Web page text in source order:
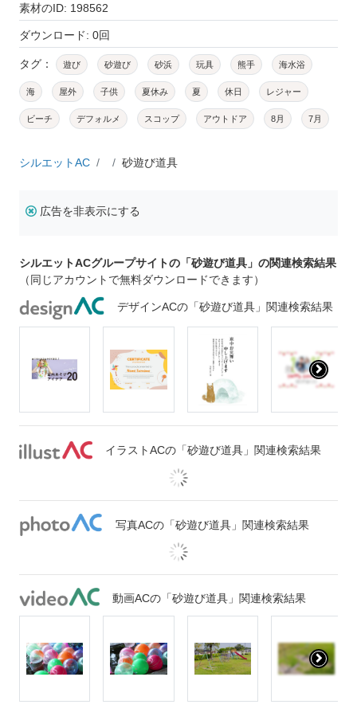
素材のID: 198562
ダウンロード: 0回
タグ： 遊び 砂遊び 砂浜 玩具 熊手 海水浴
海 屋外 子供 夏休み 夏 休日 レジャー
ビーチ デフォルメ スコップ アウトドア 8月 7月
シルエットAC 砂遊び道具
広告を非表示にする
シルエットACグループサイトの「砂遊び道具」の関連検索結果
（同じアカウントで無料ダウンロードできます）
デザインACの「砂遊び道具」関連検索結果
イラストACの「砂遊び道具」関連検索結果
写真ACの「砂遊び道具」関連検索結果
動画ACの「砂遊び道具」関連検索結果